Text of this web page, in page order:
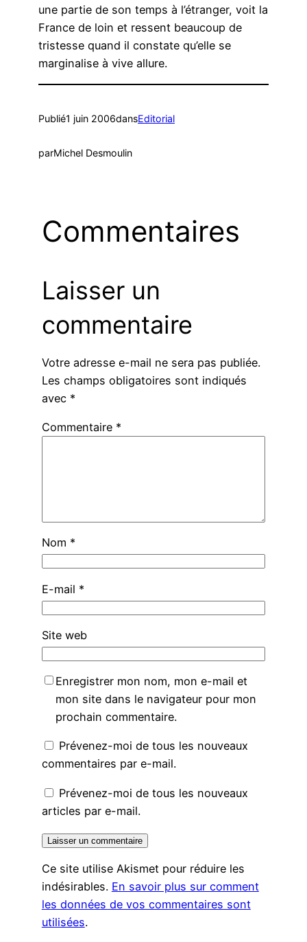
une partie de son temps à l’étranger, voit la
France de loin et ressent beaucoup de
tristesse quand il constate qu’elle se
marginalise à vive allure.
Publié1 juin 2006dansEditorial
parMichel Desmoulin
Commentaires
Laisser un
commentaire
Votre adresse e-mail ne sera pas publiée.
Les champs obligatoires sont indiqués
avec *
Commentaire *
Nom *
E-mail *
Site web
Enregistrer mon nom, mon e-mail et
mon site dans le navigateur pour mon
prochain commentaire.
Prévenez-moi de tous les nouveaux
commentaires par e-mail.
Prévenez-moi de tous les nouveaux
articles par e-mail.
Ce site utilise Akismet pour réduire les
indésirables. En savoir plus sur comment
les données de vos commentaires sont
utilisées.